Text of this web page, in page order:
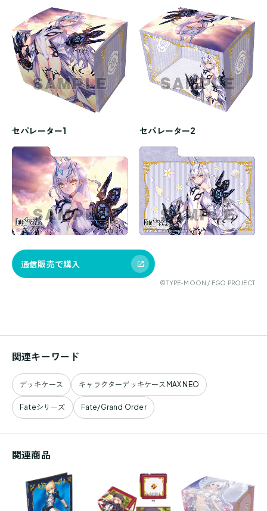
セパレーター1 セパレーター2
通信販売で購入
©TYPE-MOON / FGO PROJECT
関連キーワード
デッキケース キャラクターデッキケースMAX NEO
Fateシリーズ Fate/Grand Order
関連商品